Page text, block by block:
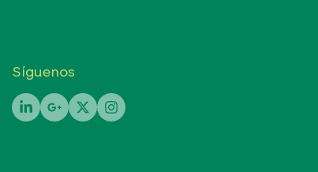
Síguenos